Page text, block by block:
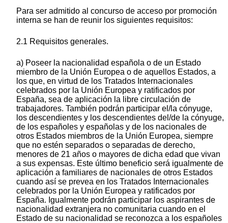
Para ser admitido al concurso de acceso por promoción
interna se han de reunir los siguientes requisitos:
2.1 Requisitos generales.
a) Poseer la nacionalidad española o de un Estado
miembro de la Unión Europea o de aquellos Estados, a
los que, en virtud de los Tratados Internacionales
celebrados por la Unión Europea y ratificados por
España, sea de aplicación la libre circulación de
trabajadores. También podrán participar el/la cónyuge,
los descendientes y los descendientes del/de la cónyuge,
de los españoles y españolas y de los nacionales de
otros Estados miembros de la Unión Europea, siempre
que no estén separados o separadas de derecho,
menores de 21 años o mayores de dicha edad que vivan
a sus expensas. Este último beneficio será igualmente de
aplicación a familiares de nacionales de otros Estados
cuando así se prevea en los Tratados Internacionales
celebrados por la Unión Europea y ratificados por
España. Igualmente podrán participar los aspirantes de
nacionalidad extranjera no comunitaria cuando en el
Estado de su nacionalidad se reconozca a los españoles